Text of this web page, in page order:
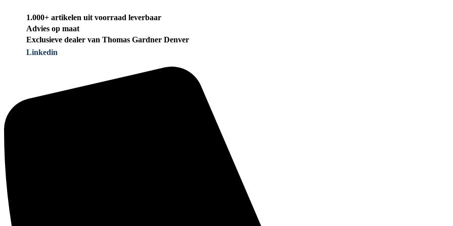
1.000+ artikelen uit voorraad leverbaar
Advies op maat
Exclusieve dealer van Thomas Gardner Denver
Linkedin